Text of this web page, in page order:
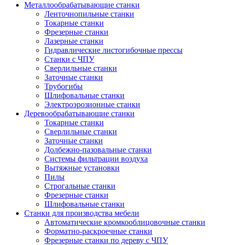
Металлообрабатывающие станки
Ленточнопильные станки
Токарные станки
Фрезерные станки
Лазерные станки
Гидравлические листогибочные прессы
Станки с ЧПУ
Сверлильные станки
Заточные станки
Трубогибы
Шлифовальные станки
Электроэрозионные станки
Деревообрабатывающие станки
Токарные станки
Сверлильные станки
Заточные станки
Долбежно-пазовальные станки
Системы фильтрации воздуха
Вытяжные установки
Пилы
Строгальные станки
Фрезерные станки
Шлифовальные станки
Станки для производства мебели
Автоматические кромкооблицовочные станки
Форматно-раскроечные станки
Фрезерные станки по дереву с ЧПУ